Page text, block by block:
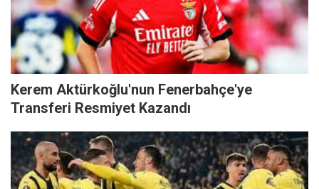
Kerem Aktürkoğlu'nun Fenerbahçe'ye
Transferi Resmiyet Kazandı